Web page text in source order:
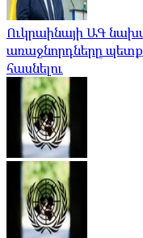
Ուկրաինայի ԱԳ
առաջնորդները
հասնելու